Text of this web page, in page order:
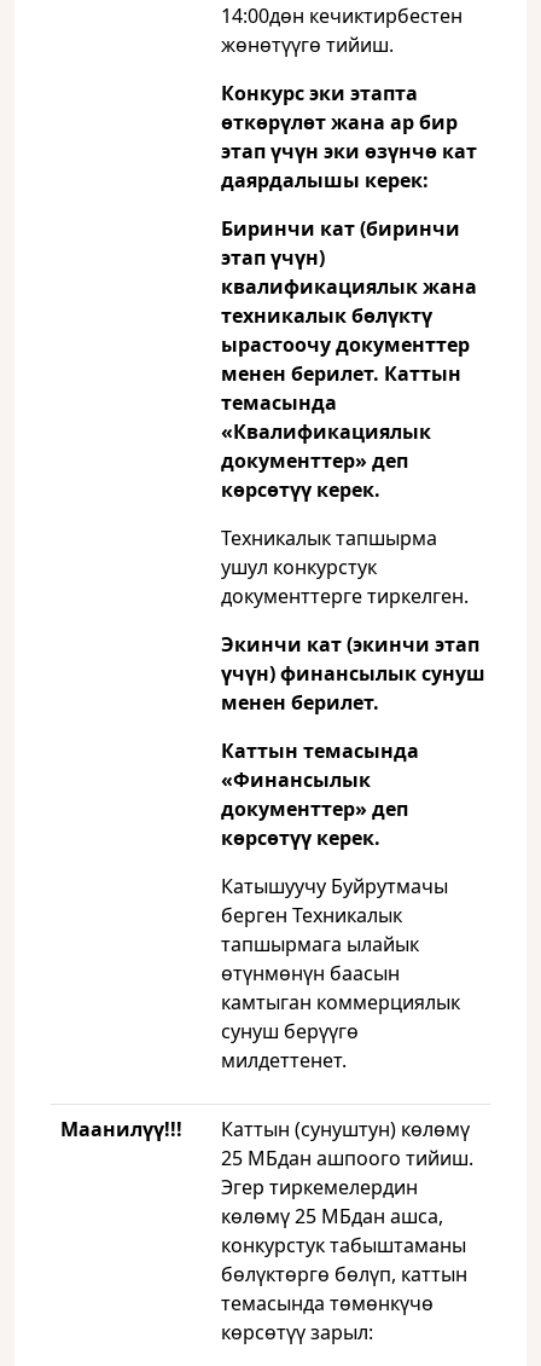
14:00дөн кечиктирбестен
жөнөтүүгө тийиш.
Конкурс эки этапта
өткөрүлөт жана ар бир
этап үчүн эки өзүнчө кат
даярдалышы керек:
Биринчи кат (биринчи
этап үчүн)
квалификациялык жана
техникалык бөлүктү
ырастоочу документтер
менен берилет. Каттын
темасында
«Квалификациялык
документтер» деп
көрсөтүү керек.
Техникалык тапшырма
ушул конкурстук
документтерге тиркелген.
Экинчи кат (экинчи этап
үчүн) финансылык сунуш
менен берилет.
Каттын темасында
«Финансылык
документтер» деп
көрсөтүү керек.
Катышуучу Буйрутмачы
берген Техникалык
тапшырмага ылайык
өтүнмөнүн баасын
камтыган коммерциялык
сунуш берүүгө
милдеттенет.
Маанилүү!!!
Каттын (сунуштун) көлөмү
25 МБдан ашпоого тийиш.
Эгер тиркемелердин
көлөмү 25 МБдан ашса,
конкурстук табыштаманы
бөлүктөргө бөлүп, каттын
темасында төмөнкүчө
көрсөтүү зарыл: